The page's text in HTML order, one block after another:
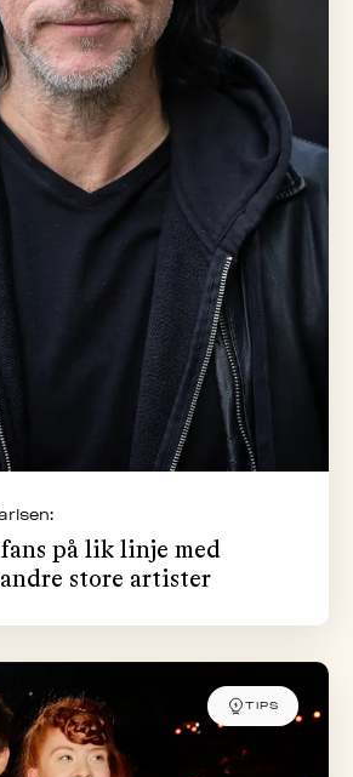
på lik linje med
store artister
TIPS